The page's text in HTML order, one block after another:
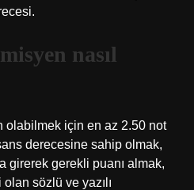
nasıl
olabilmek için en az 2.50 not
derecesine sahip olmak,
girerek gerekli puanı almak,
sözlü ve yazılı